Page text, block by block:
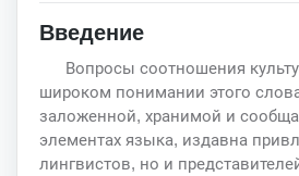
Введение
Вопросы соотношения
широком понимании этого
заложенной, хранимой и
элементах языка, издавна
лингвистов, но и